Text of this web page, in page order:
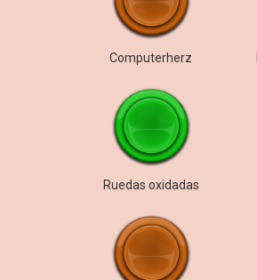
Computerherz
Ruedas oxidadas